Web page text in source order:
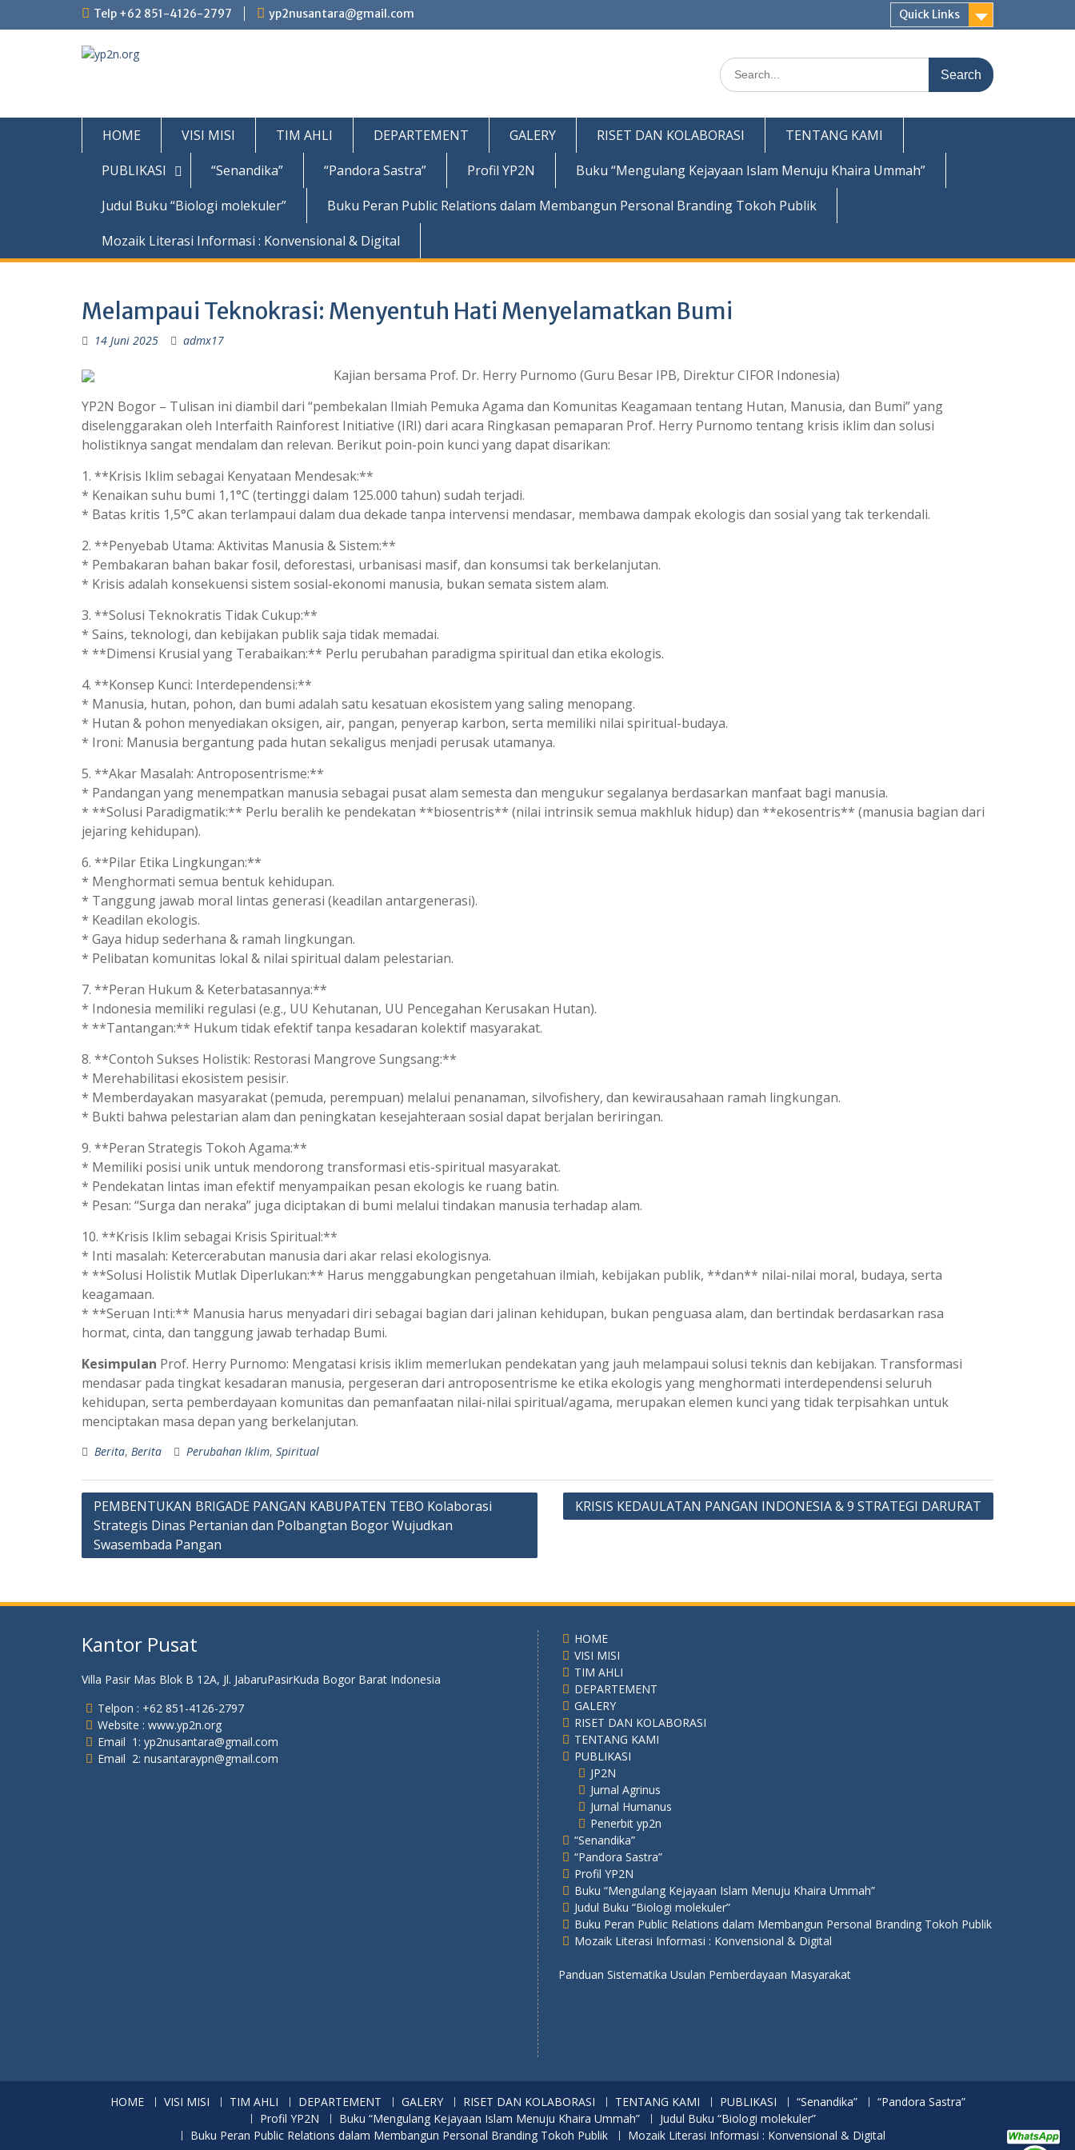
Telp +62 851-4126-2797 yp2nusantara@gmail.com Quick Links
Search
for:
HOME VISI MISI TIM AHLI DEPARTEMENT GALERY RISET DAN KOLABORASI
TENTANG KAMI
PUBLIKASI
“Senandika” “Pandora Sastra” Profil YP2N
Buku “Mengulang Kejayaan Islam Menuju Khaira Ummah”
Judul Buku “Biologi molekuler”
Buku Peran Public Relations dalam Membangun Personal Branding Tokoh Publik
Mozaik Literasi Informasi : Konvensional & Digital
Melampaui Teknokrasi: Menyentuh Hati Menyelamatkan Bumi
14 Juni 2025 admx17
Kajian bersama Prof. Dr. Herry Purnomo (Guru Besar IPB, Direktur CIFOR Indonesia)
YP2N Bogor – Tulisan ini diambil dari “pembekalan Ilmiah Pemuka Agama dan Komunitas Keagamaan tentang Hutan, Manusia, dan Bumi” yang
diselenggarakan oleh Interfaith Rainforest Initiative (IRI) dari acara Ringkasan pemaparan Prof. Herry Purnomo tentang krisis iklim dan solusi
holistiknya sangat mendalam dan relevan. Berikut poin-poin kunci yang dapat disarikan:
1. **Krisis Iklim sebagai Kenyataan Mendesak:**
* Kenaikan suhu bumi 1,1°C (tertinggi dalam 125.000 tahun) sudah terjadi.
* Batas kritis 1,5°C akan terlampaui dalam dua dekade tanpa intervensi mendasar, membawa dampak ekologis dan sosial yang tak terkendali.
2. **Penyebab Utama: Aktivitas Manusia & Sistem:**
* Pembakaran bahan bakar fosil, deforestasi, urbanisasi masif, dan konsumsi tak berkelanjutan.
* Krisis adalah konsekuensi sistem sosial-ekonomi manusia, bukan semata sistem alam.
3. **Solusi Teknokratis Tidak Cukup:**
* Sains, teknologi, dan kebijakan publik saja tidak memadai.
* **Dimensi Krusial yang Terabaikan:** Perlu perubahan paradigma spiritual dan etika ekologis.
4. **Konsep Kunci: Interdependensi:**
* Manusia, hutan, pohon, dan bumi adalah satu kesatuan ekosistem yang saling menopang.
* Hutan & pohon menyediakan oksigen, air, pangan, penyerap karbon, serta memiliki nilai spiritual-budaya.
* Ironi: Manusia bergantung pada hutan sekaligus menjadi perusak utamanya.
5. **Akar Masalah: Antroposentrisme:**
* Pandangan yang menempatkan manusia sebagai pusat alam semesta dan mengukur segalanya berdasarkan manfaat bagi manusia.
* **Solusi Paradigmatik:** Perlu beralih ke pendekatan **biosentris** (nilai intrinsik semua makhluk hidup) dan **ekosentris** (manusia bagian dari
jejaring kehidupan).
6. **Pilar Etika Lingkungan:**
* Menghormati semua bentuk kehidupan.
* Tanggung jawab moral lintas generasi (keadilan antargenerasi).
* Keadilan ekologis.
* Gaya hidup sederhana & ramah lingkungan.
* Pelibatan komunitas lokal & nilai spiritual dalam pelestarian.
7. **Peran Hukum & Keterbatasannya:**
* Indonesia memiliki regulasi (e.g., UU Kehutanan, UU Pencegahan Kerusakan Hutan).
* **Tantangan:** Hukum tidak efektif tanpa kesadaran kolektif masyarakat.
8. **Contoh Sukses Holistik: Restorasi Mangrove Sungsang:**
* Merehabilitasi ekosistem pesisir.
* Memberdayakan masyarakat (pemuda, perempuan) melalui penanaman, silvofishery, dan kewirausahaan ramah lingkungan.
* Bukti bahwa pelestarian alam dan peningkatan kesejahteraan sosial dapat berjalan beriringan.
9. **Peran Strategis Tokoh Agama:**
* Memiliki posisi unik untuk mendorong transformasi etis-spiritual masyarakat.
* Pendekatan lintas iman efektif menyampaikan pesan ekologis ke ruang batin.
* Pesan: “Surga dan neraka” juga diciptakan di bumi melalui tindakan manusia terhadap alam.
10. **Krisis Iklim sebagai Krisis Spiritual:**
* Inti masalah: Ketercerabutan manusia dari akar relasi ekologisnya.
* **Solusi Holistik Mutlak Diperlukan:** Harus menggabungkan pengetahuan ilmiah, kebijakan publik, **dan** nilai-nilai moral, budaya, serta
keagamaan.
* **Seruan Inti:** Manusia harus menyadari diri sebagai bagian dari jalinan kehidupan, bukan penguasa alam, dan bertindak berdasarkan rasa
hormat, cinta, dan tanggung jawab terhadap Bumi.
Kesimpulan Prof. Herry Purnomo: Mengatasi krisis iklim memerlukan pendekatan yang jauh melampaui solusi teknis dan kebijakan. Transformasi
mendasar pada tingkat kesadaran manusia, pergeseran dari antroposentrisme ke etika ekologis yang menghormati interdependensi seluruh
kehidupan, serta pemberdayaan komunitas dan pemanfaatan nilai-nilai spiritual/agama, merupakan elemen kunci yang tidak terpisahkan untuk
menciptakan masa depan yang berkelanjutan.
Berita, Berita Perubahan Iklim, Spiritual
Navigasi
pos
PEMBENTUKAN BRIGADE PANGAN KABUPATEN TEBO Kolaborasi
Strategis Dinas Pertanian dan Polbangtan Bogor Wujudkan
Swasembada Pangan
KRISIS KEDAULATAN PANGAN INDONESIA & 9 STRATEGI DARURAT
Kantor Pusat
Villa Pasir Mas Blok B 12A, Jl. JabaruPasirKuda Bogor Barat Indonesia
Telpon : +62 851-4126-2797
Website : www.yp2n.org
Email 1: yp2nusantara@gmail.com
Email 2: nusantaraypn@gmail.com
HOME
VISI MISI
TIM AHLI
DEPARTEMENT
GALERY
RISET DAN KOLABORASI
TENTANG KAMI
PUBLIKASI
JP2N
Jurnal Agrinus
Jurnal Humanus
Penerbit yp2n
“Senandika”
“Pandora Sastra”
Profil YP2N
Buku “Mengulang Kejayaan Islam Menuju Khaira Ummah”
Judul Buku “Biologi molekuler”
Buku Peran Public Relations dalam Membangun Personal Branding Tokoh Publik
Mozaik Literasi Informasi : Konvensional & Digital
Panduan Sistematika Usulan Pemberdayaan Masyarakat
HOME VISI MISI TIM AHLI DEPARTEMENT GALERY RISET DAN KOLABORASI TENTANG KAMI PUBLIKASI “Senandika”
“Pandora Sastra”
Profil YP2N
Buku “Mengulang Kejayaan Islam Menuju Khaira Ummah”
Judul Buku “Biologi molekuler”
Buku Peran Public Relations dalam Membangun Personal Branding Tokoh Publik
Mozaik Literasi Informasi : Konvensional & Digital